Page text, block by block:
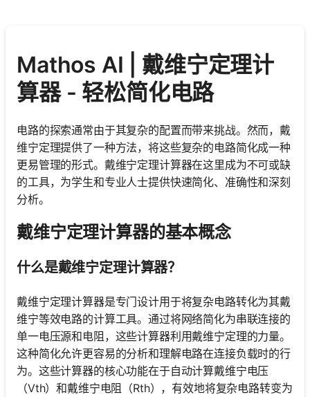
Mathos AI | 戴维宁定理计
算器 - 轻松简化电路
电路的探索通常由于其复杂的配置而带来挑战。然而，戴
维宁定理提供了一种方法，将这些复杂的电路简化成一种
更易管理的形式。戴维宁定理计算器在这里成为不可或缺
的工具，为学生和专业人士提供快速简化、准确性和深刻
分析。
戴维宁定理计算器的基本概念
什么是戴维宁定理计算器？
戴维宁定理计算器是专门设计用于将复杂电路转化为其戴
维宁等效电路的计算工具。通过将网络简化为串联连接的
单一电压源和电阻，这些计算器利用戴维宁定理的力量。
这种简化允许更容易的分析和理解电路在连接负载时的行
为。这些计算器的核心功能在于自动计算戴维宁电压
（Vth）和戴维宁电阻（Rth），有效地将复杂电路转变为